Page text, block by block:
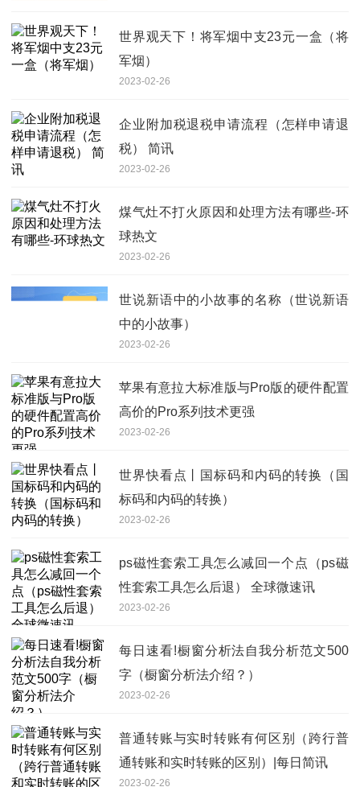
世界观天下！将军烟中支23元一盒（将
军烟）
2023-02-26
企业附加税退税申请流程（怎样申请退
税） 简讯
2023-02-26
煤气灶不打火原因和处理方法有哪些-环
球热文
2023-02-26
世说新语中的小故事的名称（世说新语
中的小故事）
2023-02-26
苹果有意拉大标准版与Pro版的硬件配置
高价的Pro系列技术更强
2023-02-26
世界快看点丨国标码和内码的转换（国
标码和内码的转换）
2023-02-26
ps磁性套索工具怎么减回一个点（ps磁
性套索工具怎么后退） 全球微速讯
2023-02-26
每日速看!橱窗分析法自我分析范文500
字（橱窗分析法介绍？）
2023-02-26
普通转账与实时转账有何区别（跨行普
通转账和实时转账的区别）|每日简讯
2023-02-26